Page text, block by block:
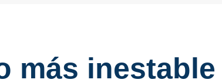
más